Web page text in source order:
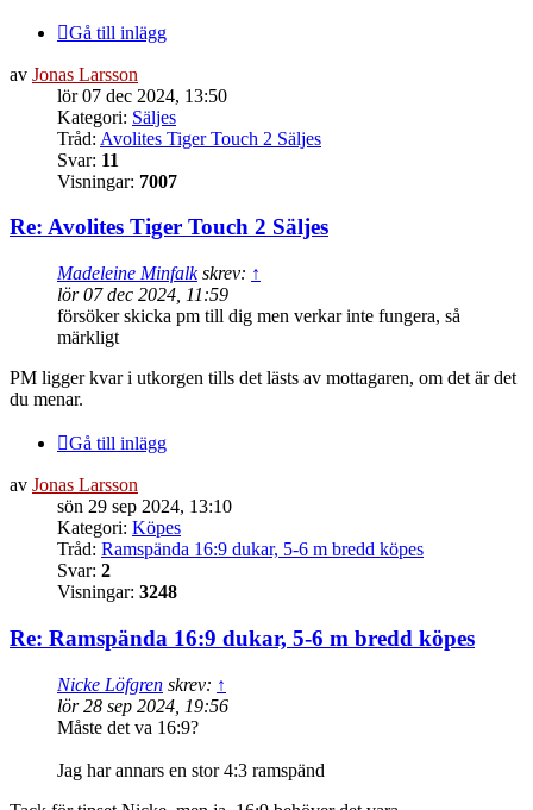
Gå till inlägg
av Jonas Larsson
lör 07 dec 2024, 13:50
Kategori: Säljes
Tråd: Avolites Tiger Touch 2 Säljes
Svar: 11
Visningar: 7007
Re: Avolites Tiger Touch 2 Säljes
Madeleine Minfalkskrev: ↑
lör 07 dec 2024, 11:59
försöker skicka pm till dig men verkar inte fungera, så
märkligt
PM ligger kvar i utkorgen tills det lästs av mottagaren, om det är det
du menar.
Gå till inlägg
av Jonas Larsson
sön 29 sep 2024, 13:10
Kategori: Köpes
Tråd: Ramspända 16:9 dukar, 5-6 m bredd köpes
Svar: 2
Visningar: 3248
Re: Ramspända 16:9 dukar, 5-6 m bredd köpes
Nicke Löfgren skrev: ↑
lör 28 sep 2024, 19:56
Måste det va 16:9?
Jag har annars en stor 4:3 ramspänd